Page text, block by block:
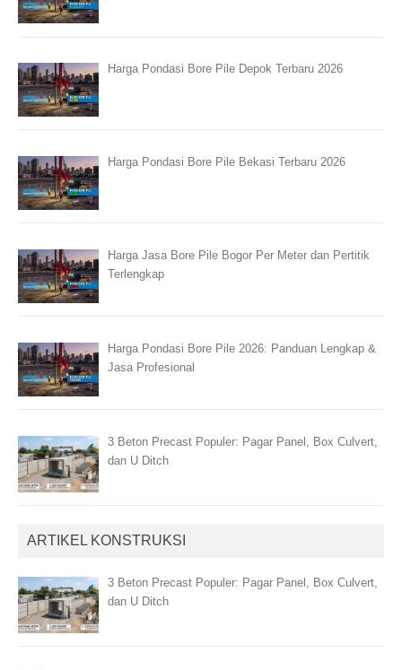
Harga Pondasi Bore Pile Depok Terbaru 2026
Harga Pondasi Bore Pile Bekasi Terbaru 2026
Harga Jasa Bore Pile Bogor Per Meter dan Pertitik
Terlengkap
Harga Pondasi Bore Pile 2026: Panduan Lengkap &
Jasa Profesional
3 Beton Precast Populer: Pagar Panel, Box Culvert,
dan U Ditch
ARTIKEL KONSTRUKSI
3 Beton Precast Populer: Pagar Panel, Box Culvert,
dan U Ditch